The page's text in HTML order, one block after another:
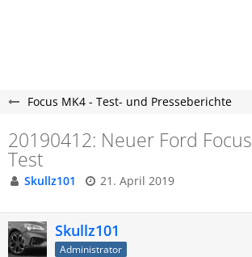
Focus MK4 - Test- und Presseberichte
20190412: Neuer Ford
Test
Skullz101 21. April 2019
Skullz101
Administrator